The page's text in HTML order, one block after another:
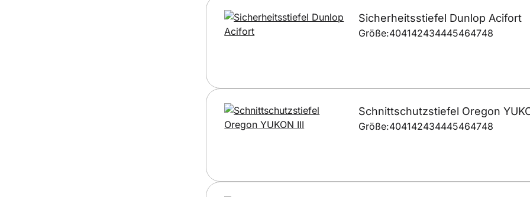
Sicherheitsstiefel Dunlop Acifort
Größe:404142434445464748
Schnittschutzstiefel Oregon
Größe:404142434445464748